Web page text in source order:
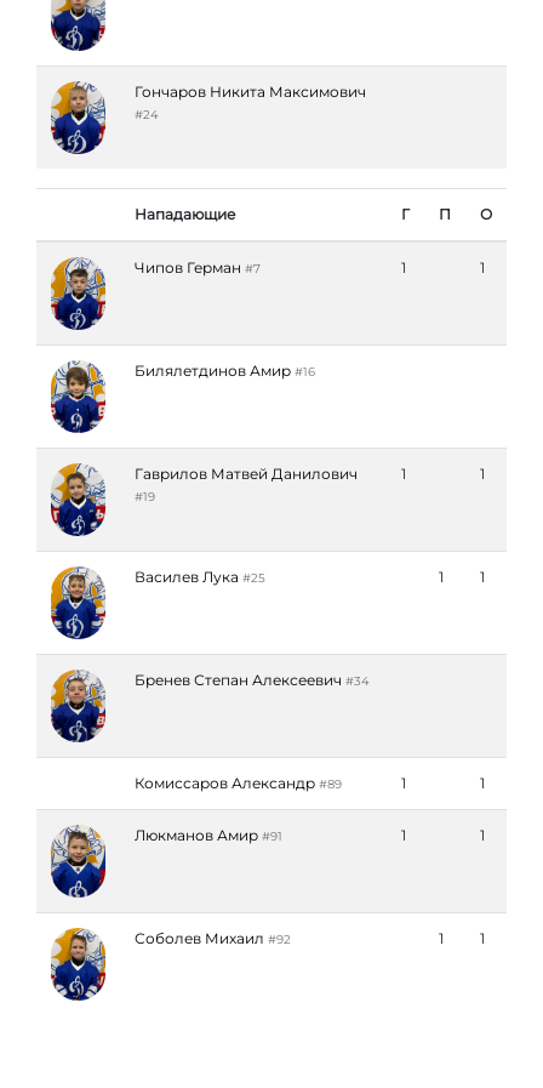
Гончаров Никита Максимович
#24
Нападающие Г П О
Чипов Герман #7 1 1
Билялетдинов Амир #16
Гаврилов Матвей Данилович
#19
1 1
Василев Лука #25 1 1
Бренев Степан Алексеевич #34
Комиссаров Александр #89 1 1
Люкманов Амир #91 1 1
Соболев Михаил #92 1 1